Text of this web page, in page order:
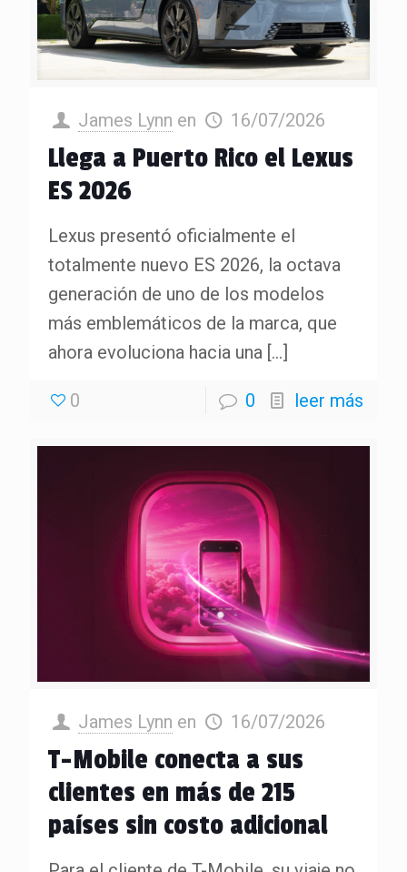
James Lynn en 16/07/2026
Llega a Puerto Rico el Lexus
ES 2026
Lexus presentó oficialmente el
totalmente nuevo ES 2026, la octava
generación de uno de los modelos
más emblemáticos de la marca, que
ahora evoluciona hacia una […]
0 0 leer más
James Lynn en 16/07/2026
T-Mobile conecta a sus
clientes en más de 215
países sin costo adicional